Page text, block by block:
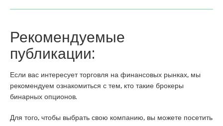
Рекомендуемые
публикации:
Если вас интересует торговля на финансовых рынках, мы
рекомендуем ознакомиться с тем, кто такие брокеры
бинарных опционов.
Для того, чтобы выбрать свою компанию, вы можете посетить